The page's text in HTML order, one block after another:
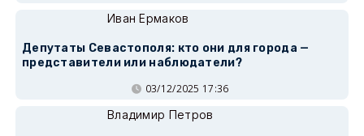
Иван Ермаков
Депутаты Севастополя: кто они для города —
представители или наблюдатели?
03/12/2025 17:36
Владимир Петров